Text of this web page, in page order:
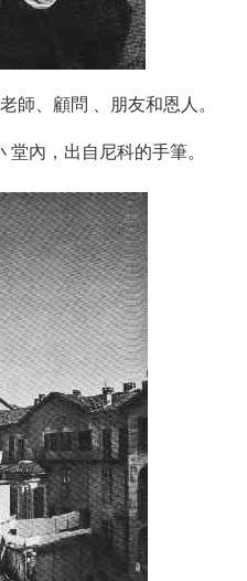
師、顧問 、朋友和恩人。
內，出自尼科的手筆。